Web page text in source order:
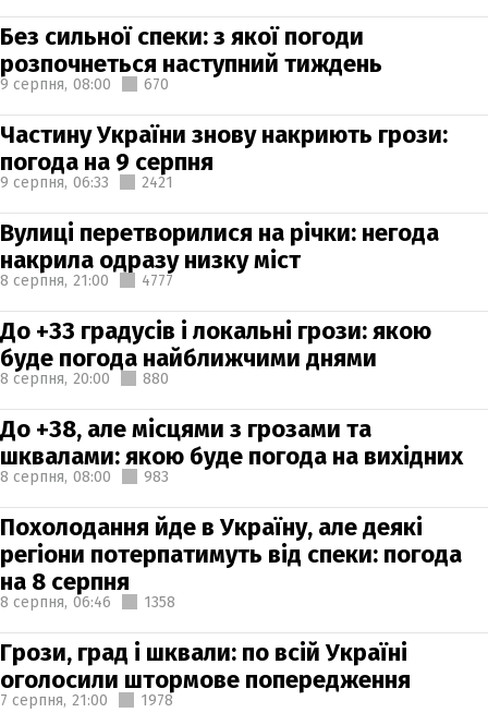
Без сильної спеки: з якої погоди
розпочнеться наступний тиждень
9 серпня, 08:00 670
Частину України знову накриють грози:
погода на 9 серпня
9 серпня, 06:33 2421
Вулиці перетворилися на річки: негода
накрила одразу низку міст
8 серпня, 21:00 4777
До +33 градусів і локальні грози: якою
буде погода найближчими днями
8 серпня, 20:00 880
До +38, але місцями з грозами та
шквалами: якою буде погода на вихідних
8 серпня, 08:00 983
Похолодання йде в Україну, але деякі
регіони потерпатимуть від спеки: погода
на 8 серпня
8 серпня, 06:46 1358
Грози, град і шквали: по всій Україні
оголосили штормове попередження
7 серпня, 21:00 1978